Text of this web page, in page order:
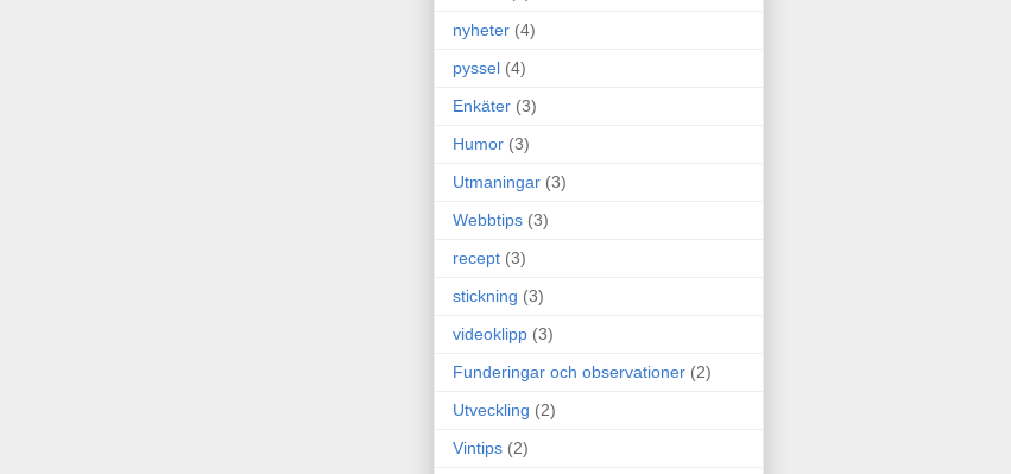
nyheter (4)
pyssel (4)
Enkäter (3)
Humor (3)
Utmaningar (3)
Webbtips (3)
recept (3)
stickning (3)
videoklipp (3)
Funderingar och observationer (2)
Utveckling (2)
Vintips (2)